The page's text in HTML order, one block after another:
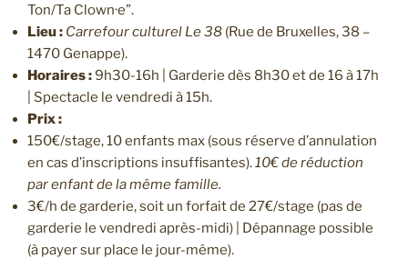
Ton/Ta Clown·e”.
Lieu : Carrefour culturel Le 38 (Rue de Bruxelles, 38 –
1470 Genappe).
Horaires :9h30-16h | Garderie dès 8h30 et de 16 à 17h
| Spectacle le vendredi à 15h.
Prix :
150€/stage, 10 enfants max (sous réserve d’annulation
en cas d’inscriptions insuffisantes).10€ de réduction
par enfant de la même famille.
3€/h de garderie, soit un forfait de 27€/stage (pas de
garderie le vendredi après-midi) | Dépannage possible
(à payer sur place le jour-même).